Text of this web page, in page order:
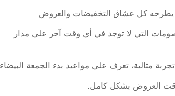
يطرحه كل عشاق التخفيضات والعروض
التي لا توجد في أي وقت آخر على مدار
مثالية، تعرف على مواعيد بدء الجمعة البيضاء
وقت العروض بشكل كامل.